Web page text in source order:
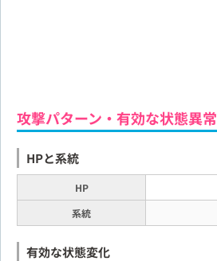
攻撃パターン・有効な状態異常
HPと系統
HP
系統
有効な状態変化